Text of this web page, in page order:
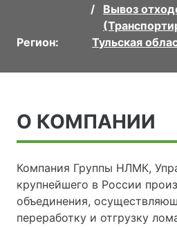
Вывоз
Регион:
Тульская
О КОМПАНИИ
Компания Группы НЛМК,
крупнейшего в России
объединения,
переработку и отгрузку